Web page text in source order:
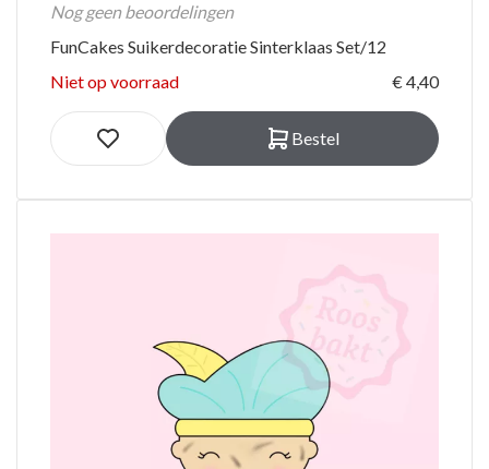
Nog geen beoordelingen
FunCakes Suikerdecoratie Sinterklaas Set/12
Niet op voorraad
€ 4,40
Bestel